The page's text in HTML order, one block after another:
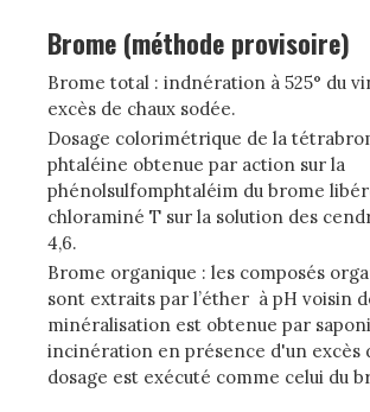
Brome (méthode provisoire)
Brome total : indnération à 525° du
excès de chaux sodée.
Dosage colorimétrique de la
phtaléine obtenue par action sur la
phénolsulfomphtaléim du brome
chloraminé T sur la solution des
4,6.
Brome organique : les composés
sont extraits par l’éther à pH voisin
minéralisation est obtenue par
incinération en présence d'un excès
dosage est exécuté comme celui du